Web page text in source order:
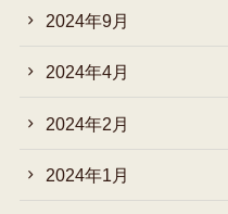
2024年9月
2024年4月
2024年2月
2024年1月